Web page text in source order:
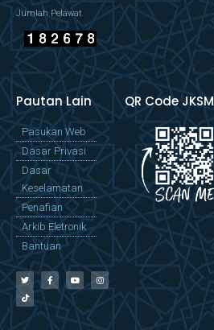
Jumlah Pelawat
Pautan Lain
Pasukan Web
Dasar Privasi
Dasar
Keselamatan
Penafian
Arkib Eletronik
Bantuan
QR Code JKSM